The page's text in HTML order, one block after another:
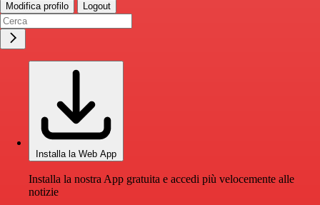
Modifica profilo Logout
Installa la Web App
Installa la nostra App gratuita e accedi più velocemente alle
notizie